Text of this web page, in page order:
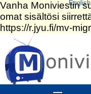
Siirry
sisältöön.
|
Siirry
navigointiin
English